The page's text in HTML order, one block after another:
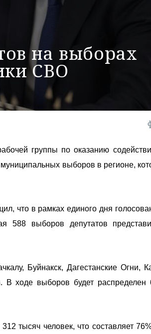
на выборах
СВО
группы по оказанию
выборов в регионе,
что в рамках единого дня
588 выборов депутатов
Буйнакск, Дагестанские Огни,
ходе выборов будет распределен
тысяч человек, что составляет